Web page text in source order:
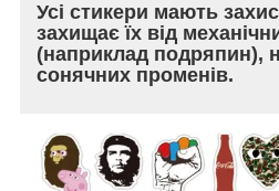
Усі стикери мають
захищає їх від
(наприклад подряпин),
сонячних променів.